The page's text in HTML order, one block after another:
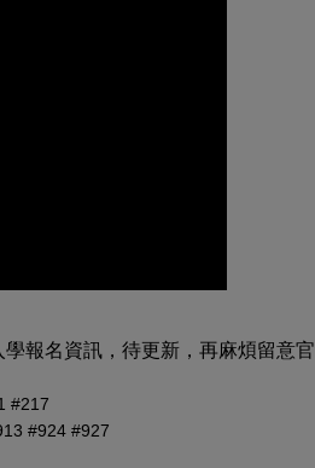
報名資訊，待更新，再麻煩留意官
#217
#924 #927